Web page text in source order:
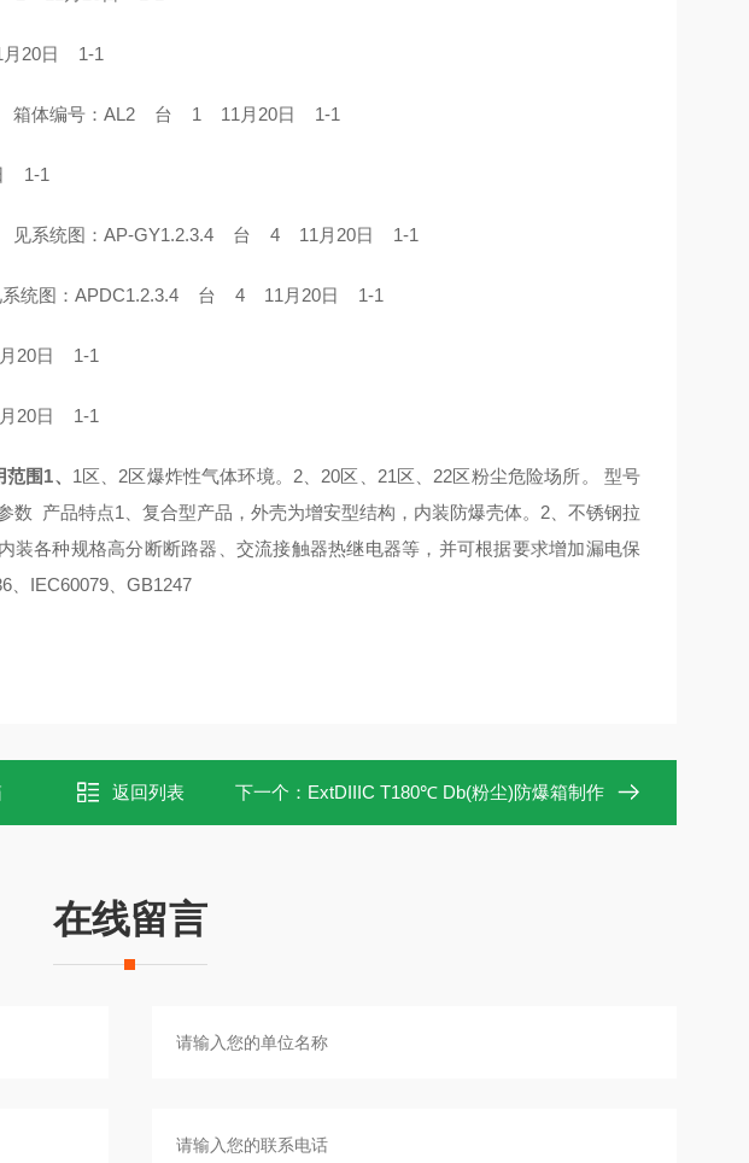
20日 1-1
箱体编号：AL2 台 1 11月20日 1-1
1-1
见系统图：AP-GY1.2.3.4 台 4 11月20日 1-1
系统图：APDC1.2.3.4 台 4 11月20日 1-1
20日 1-1
20日 1-1
围1、 1区、2区爆炸性气体环境。2、20区、21区、22区粉尘危险场所。 型号
数 产品特点1、复合型产品，外壳为增安型结构，内装防爆壳体。2、不锈钢拉
装各种规格高分断断路器、交流接触器热继电器等，并可根据要求增加漏电保
、IEC60079、GB1247
返回列表 下一个： ExtDIIIC T180℃ Db(粉尘)防爆箱制作
在线留言